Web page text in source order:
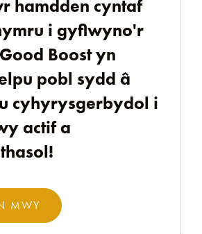
hamdden cyntaf
i gyflwyno'r
Boost yn
pobl sydd â
cyhyrysgerbydol i
actif a
MWY